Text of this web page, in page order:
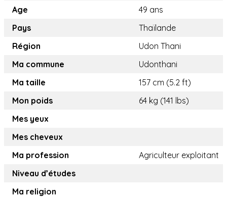
Age
49 ans
Pays
Thaïlande
Région
Udon Thani
Ma commune
Udonthani
Ma taille
157 cm (5.2 ft)
Mon poids
64 kg (141 lbs)
Mes yeux
Mes cheveux
Ma profession
Agriculteur exploitant
Niveau d’études
Ma religion